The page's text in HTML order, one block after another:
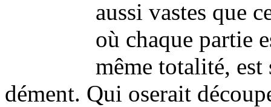
aussi vastes que
où chaque partie
même totalité,
dément. Qui oserait